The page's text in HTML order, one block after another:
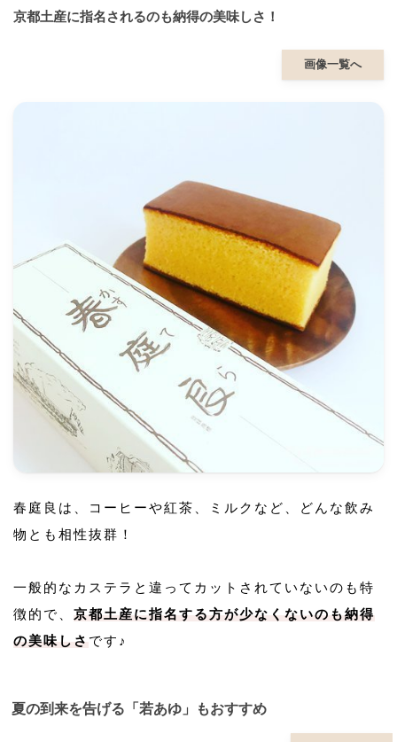
京都土産に指名されるのも納得の美味しさ！
画像一覧へ
春庭良は、コーヒーや紅茶、ミルクなど、どんな飲み
物とも相性抜群！
一般的なカステラと違ってカットされていないのも特
徴的で、 京都土産に指名する方が少なくないのも納得
の美味しさ です♪
夏の到来を告げる「若あゆ」もおすすめ